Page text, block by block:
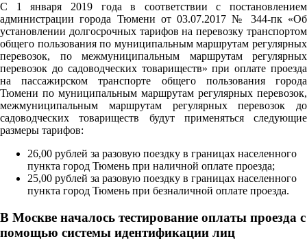
С 1 января 2019 года в соответствии с постановлением
администрации города Тюмени от 03.07.2017 № 344-пк «Об
установлении долгосрочных тарифов на перевозку транспортом
общего пользования по муниципальным маршрутам регулярных
перевозок, по межмуниципальным маршрутам регулярных
перевозок до садоводческих товариществ» при оплате проезда
на пассажирском транспорте общего пользования города
Тюмени по муниципальным маршрутам регулярных перевозок,
межмуниципальным маршрутам регулярных перевозок до
садоводческих товариществ будут применяться следующие
размеры тарифов:
26,00 рублей за разовую поездку в границах населенного
пункта город Тюмень при наличной оплате проезда;
25,00 рублей за разовую поездку в границах населенного
пункта город Тюмень при безналичной оплате проезда.
В Москве началось тестирование оплаты проезда с
помощью системы идентификации лиц